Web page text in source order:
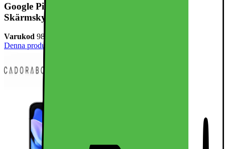
Google Pixel 9 PRO XL Skyddsglas Skyddsfilm
Skärmskydd
Varukod 980918
Denna produkt har ännu inte blivit bedömd.